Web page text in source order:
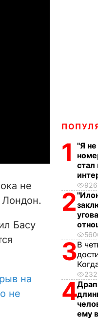
не
Лондон.
Басу
на
не
1
"Я
стал
2
3В
4
ему